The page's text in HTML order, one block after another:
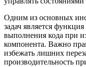
Одним из основных
задач является функция
выполнения кода при
компонента. Важно
избежать лишних
производительность